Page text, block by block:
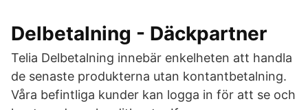
Delbetalning - Däckpartner
Telia Delbetalning innebär enkelheten att handla
de senaste produkterna utan kontantbetalning.
Våra befintliga kunder kan logga in för att se och